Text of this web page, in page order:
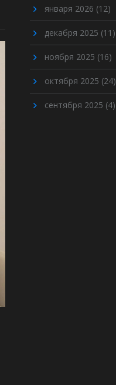
января 2026 (12)
декабря 2025 (11)
ноября 2025 (16)
октября 2025 (24)
сентября 2025 (4)